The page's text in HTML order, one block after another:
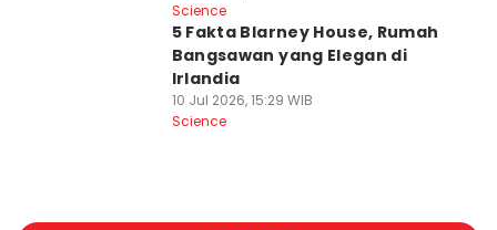
Science
5 Fakta Blarney House, Rumah
Bangsawan yang Elegan di
Irlandia
10 Jul 2026, 15:29 WIB
Science